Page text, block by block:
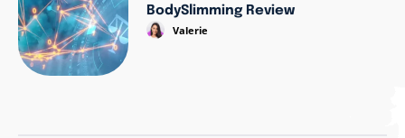
BodySlimming Review
Valerie